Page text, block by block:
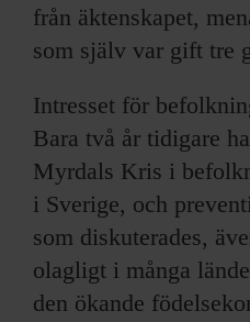
från äktenskapet,
som själv var gift tre
Intresset för
Bara två år tidigare
Myrdals Kris i
i Sverige, och
som diskuterades,
olagligt i många
den ökande